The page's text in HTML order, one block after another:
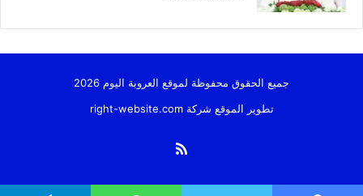
جميع الحقوق محفوظة لموقع العروبة اليوم 2026
تطوير الموقع شركةright-website.com
ملخص
الموقع